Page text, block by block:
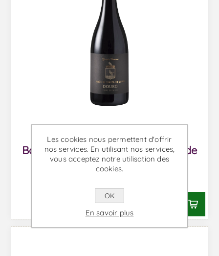
Barão da Várzea do Douro Grande
Réserve - Vin Rouge
Les cookies nous permettent d'offrir
nos services. En utilisant nos services,
vous acceptez notre utilisation des
cookies.
OK
En savoir plus